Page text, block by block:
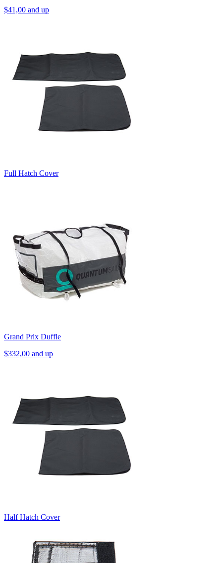
$41,00 and up
Full Hatch Cover
Grand Prix Duffle
$332,00 and up
Half Hatch Cover